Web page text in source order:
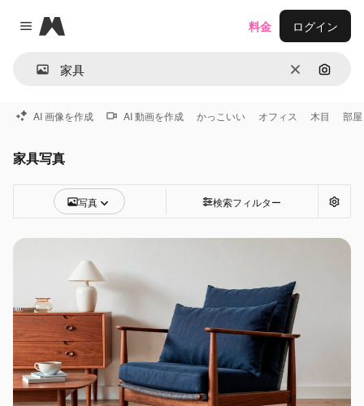
Close menu
Magnific
消去 画像で
料金 ログイン
AI 画像を作成 AI 動画を作成 かっこいい オフィス 木目 部屋
家具写真
写真 検索フィルター